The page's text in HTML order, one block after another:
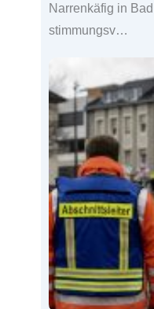
Narrenkäfig in
stimmungsv…